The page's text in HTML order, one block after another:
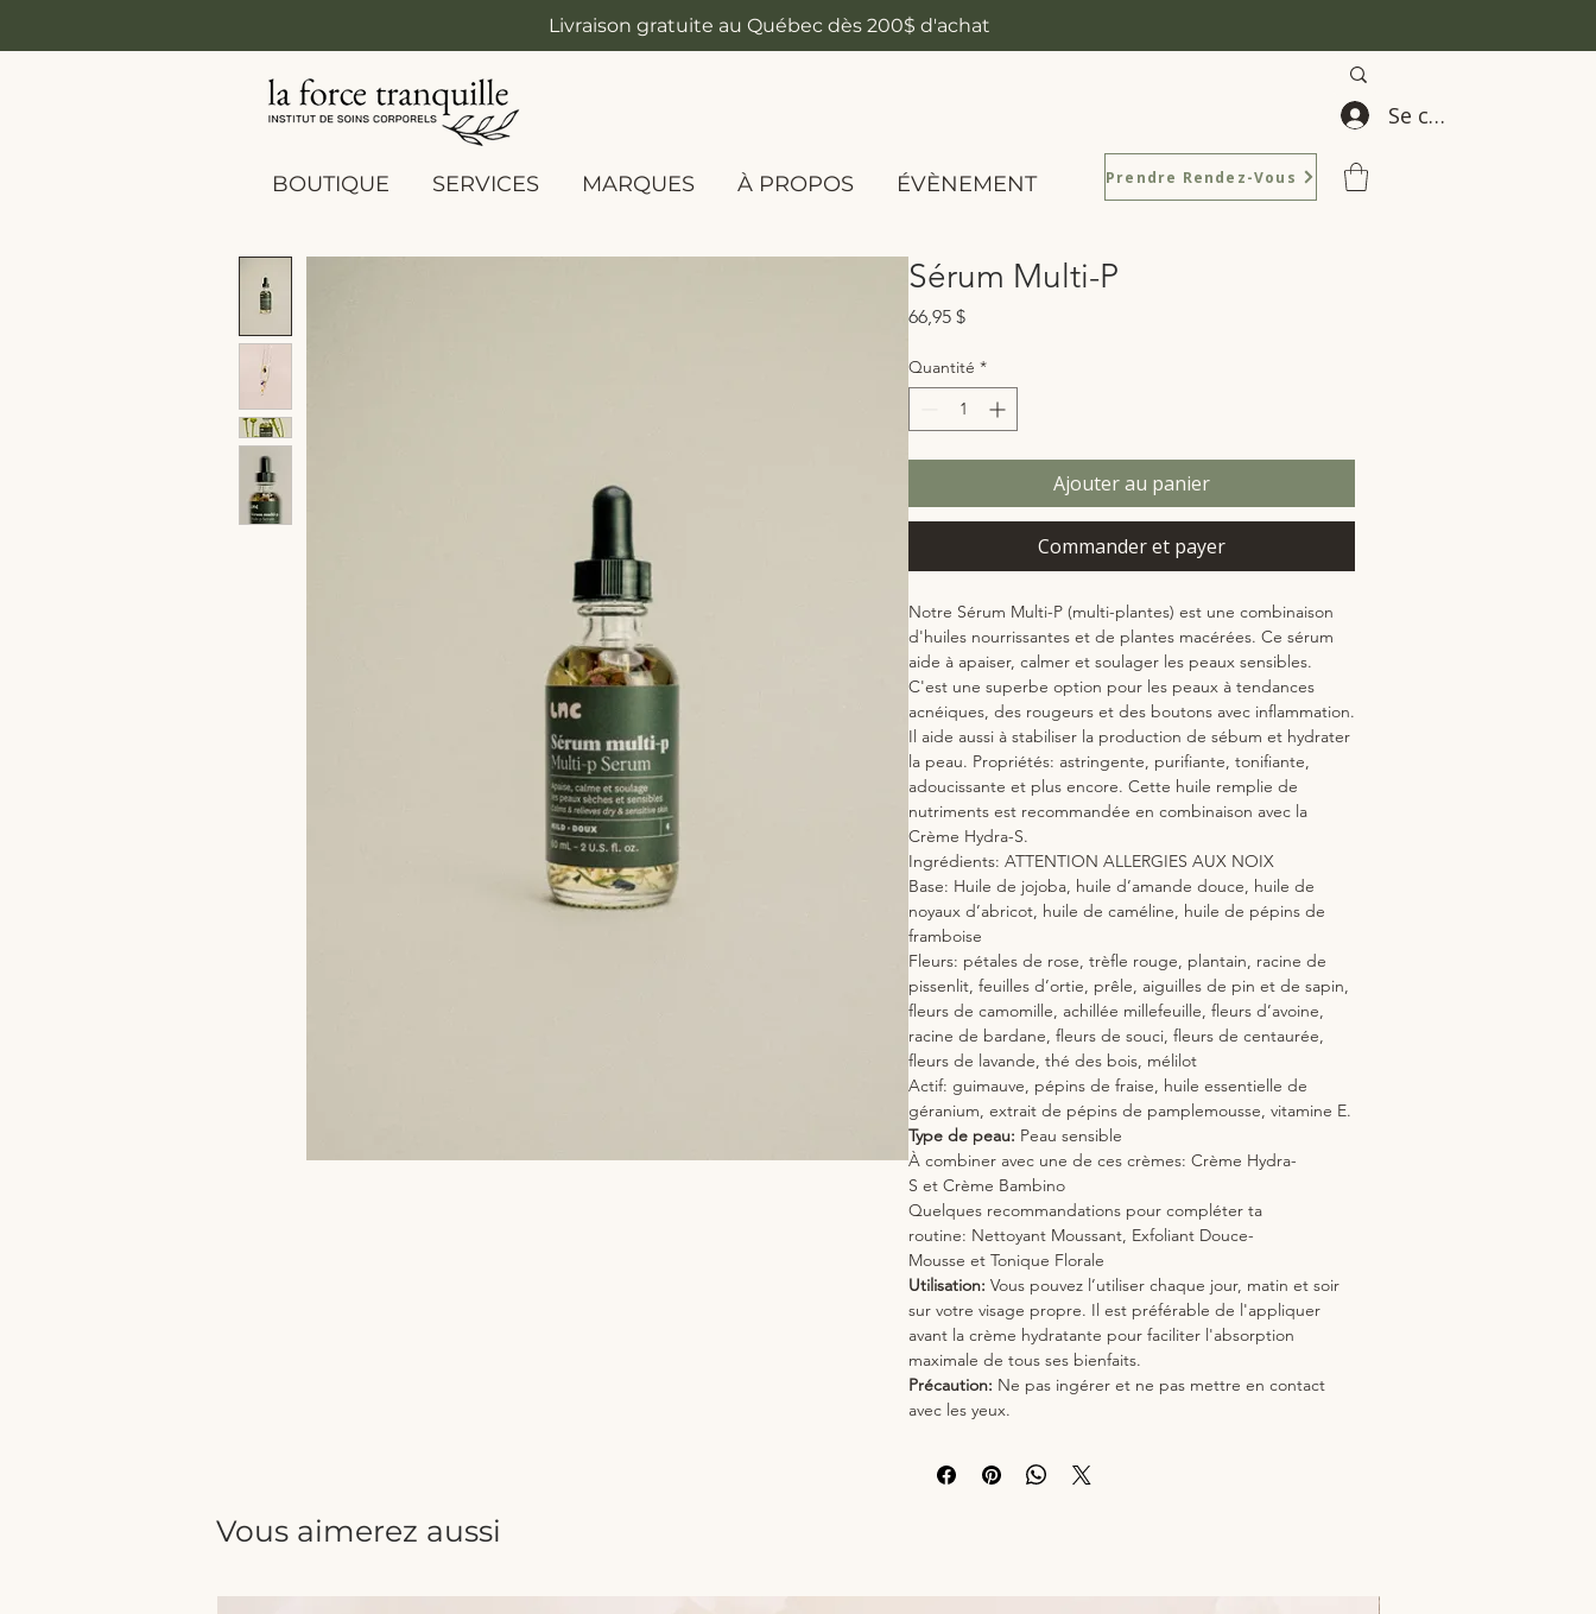
Livraison gratuite au Québec dès 200$ d'achat
BOUTIQUE SERVICES MARQUES À PROPOS ÉVÈNEMENT
Se connecter
Prendre Rendez-Vous
Sérum Multi-P
66,95 $Prix
Quantité *
Ajouter au panier
Commander et payer
Notre Sérum Multi-P (multi-plantes) est une combinaison
d'huiles nourrissantes et de plantes macérées. Ce sérum
aide à apaiser, calmer et soulager les peaux sensibles.
C'est une superbe option pour les peaux à tendances
acnéiques, des rougeurs et des boutons avec inflammation.
Il aide aussi à stabiliser la production de sébum et hydrater
la peau. Propriétés: astringente, purifiante, tonifiante,
adoucissante et plus encore. Cette huile remplie de
nutriments est recommandée en combinaison avec la
Crème Hydra-S.
Ingrédients: ATTENTION ALLERGIES AUX NOIX
Base: Huile de jojoba, huile d’amande douce, huile de
noyaux d’abricot, huile de caméline, huile de pépins de
framboise
Fleurs: pétales de rose, trèfle rouge, plantain, racine de
pissenlit, feuilles d’ortie, prêle, aiguilles de pin et de sapin,
fleurs de camomille, achillée millefeuille, fleurs d’avoine,
racine de bardane, fleurs de souci, fleurs de centaurée,
fleurs de lavande, thé des bois, mélilot
Actif: guimauve, pépins de fraise, huile essentielle de
géranium, extrait de pépins de pamplemousse, vitamine E.
Type de peau: Peau sensible
À combiner avec une de ces crèmes: Crème Hydra-
S et Crème Bambino
Quelques recommandations pour compléter ta
routine: Nettoyant Moussant, Exfoliant Douce-
Mousse et Tonique Florale
Utilisation: Vous pouvez l’utiliser chaque jour, matin et soir
sur votre visage propre. Il est préférable de l'appliquer
avant la crème hydratante pour faciliter l'absorption
maximale de tous ses bienfaits.
Précaution: Ne pas ingérer et ne pas mettre en contact
avec les yeux.
Vous aimerez aussi